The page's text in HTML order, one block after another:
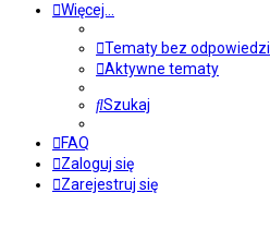
Więcej…
Tematy bez odpowiedzi
Aktywne tematy
Szukaj
FAQ
Zaloguj się
Zarejestruj się